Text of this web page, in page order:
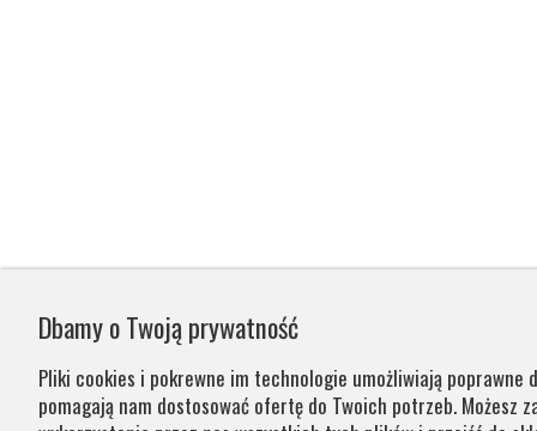
Dbamy o Twoją prywatność
Pliki cookies i pokrewne im technologie umożliwiają poprawne
pomagają nam dostosować ofertę do Twoich potrzeb. Możesz